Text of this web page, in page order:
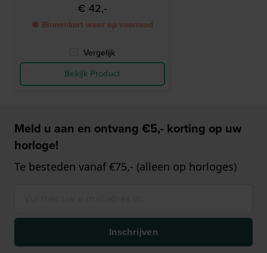
€ 42,-
● Binnenkort weer op voorraad
Vergelijk
Bekijk Product
Meld u aan en ontvang €5,- korting op uw
horloge!
Te besteden vanaf €75,- (alleen op horloges)
Inschrijven